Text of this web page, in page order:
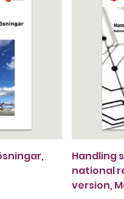
Handling
national
version,